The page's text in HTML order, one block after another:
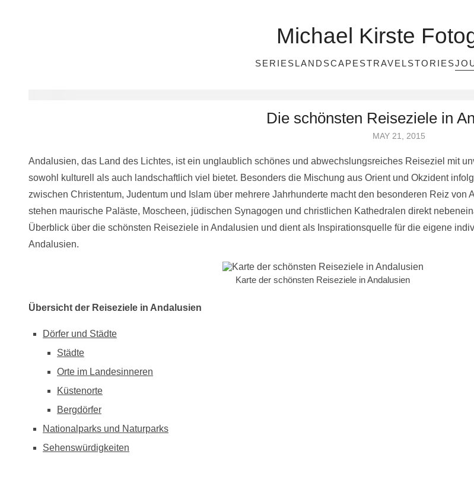
Michael Kirste
SERIESLANDSCAPESTRAVELSTORIES
Die schönsten Reiseziele in
MAY 21, 2015
Andalusien, das Land des Lichtes, ist ein unglaublich schönes und abwechslungsreiches Reiseziel mit
sowohl kulturell als auch landschaftlich viel bietet. Besonders die Mischung aus Orient und Okzident
zwischen Christentum, Judentum und Islam über mehrere Jahrhunderte macht den besonderen Reiz von
stehen maurische Paläste, Moscheen, jüdischen Synagogen und christlichen Kathedralen direkt
Überblick über die schönsten Reiseziele in Andalusien und dient als Inspirationsquelle für die eigene
Andalusien.
Karte der schönsten Reiseziele in Andalusien
Übersicht der Reiseziele in Andalusien
Dörfer und Städte
Städte
Orte im Landesinneren
Küstenorte
Bergdörfer
Nationalparks und Naturparks
Sehenswürdigkeiten